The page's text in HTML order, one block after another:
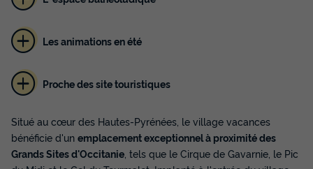
Les animations en été
Proche des site touristiques
Situé au cœur des Hautes-Pyrénées, le village vacances
bénéficie d'un emplacement exceptionnel à proximité des
Grands Sites d'Occitanie , tels que le Cirque de Gavarnie, le Pic